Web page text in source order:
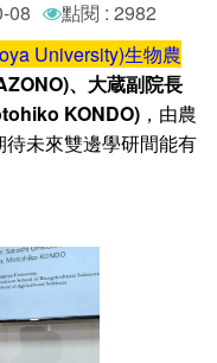
08
點閱 : 2982
University)生物農
、大蔵副院長
KONDO) ，由農
未來雙邊學研間能有